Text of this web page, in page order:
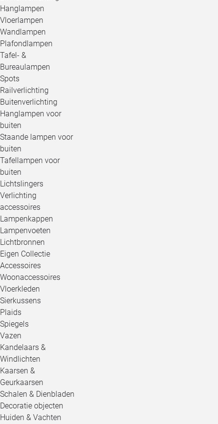
Hanglampen
Vloerlampen
Wandlampen
Plafondlampen
Tafel- &
Bureaulampen
Spots
Railverlichting
Buitenverlichting
Hanglampen voor
buiten
Staande lampen voor
buiten
Tafellampen voor
buiten
Lichtslingers
Verlichting
accessoires
Lampenkappen
Lampenvoeten
Lichtbronnen
Eigen Collectie
Accessoires
Woonaccessoires
Vloerkleden
Sierkussens
Plaids
Spiegels
Vazen
Kandelaars &
Windlichten
Kaarsen &
Geurkaarsen
Schalen & Dienbladen
Decoratie objecten
Huiden & Vachten